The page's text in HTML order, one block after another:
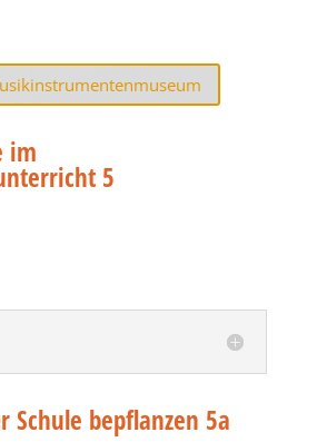
im
5
Schule bepflanzen 5a